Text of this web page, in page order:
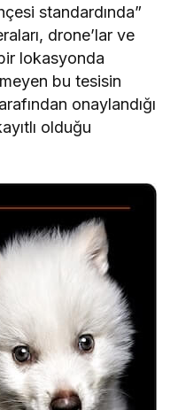
standardında”
drone’lar ve
lokasyonda
bu tesisin
onaylandığı
olduğu